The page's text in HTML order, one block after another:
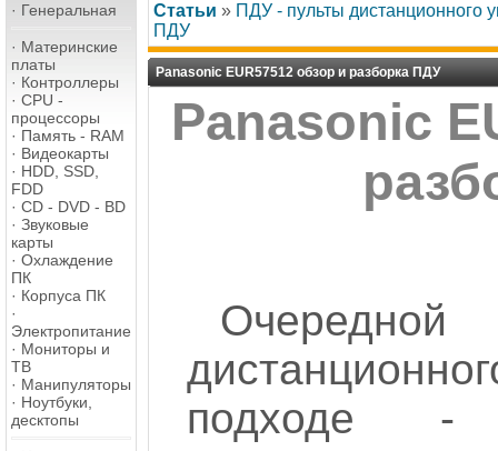
· Генеральная
· Материнские
платы
· Контроллеры
· CPU -
процессоры
· Память - RAM
· Видеокарты
· HDD, SSD,
FDD
· CD - DVD - BD
· Звуковые
карты
· Охлаждение
ПК
· Корпуса ПК
·
Электропитание
· Мониторы и
ТВ
· Манипуляторы
· Ноутбуки,
десктопы
Статьи » ПДУ - пульты дистанционного
ПДУ
Panasonic EUR57512 обзор и разборка ПДУ
Panasonic
подходе -